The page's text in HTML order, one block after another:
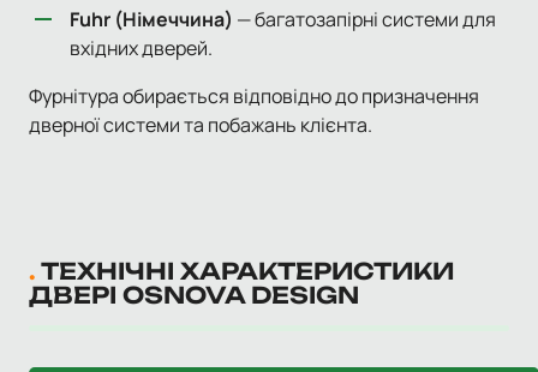
Fuhr (Німеччина) — багатозапірні системи для
вхідних дверей.
Фурнітура обирається відповідно до призначення
дверної системи та побажань клієнта.
ТЕХНІЧНІ ХАРАКТЕРИСТИКИ
ДВЕРІ OSNOVA DESIGN